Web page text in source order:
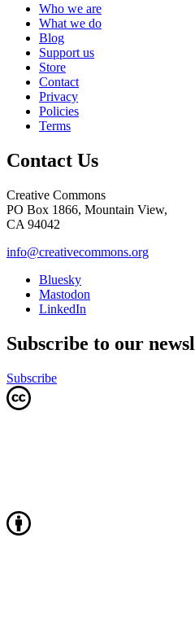
Who we are
What we do
Blog
Support us
Store
Contact
Privacy
Policies
Terms
Contact Us
Creative Commons
PO Box 1866, Mountain View,
CA 94042
info@creativecommons.org
Bluesky
Mastodon
LinkedIn
Subscribe to our
Subscribe